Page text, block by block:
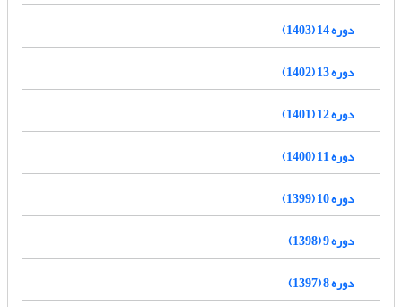
دوره 14 (1403)
دوره 13 (1402)
دوره 12 (1401)
دوره 11 (1400)
دوره 10 (1399)
دوره 9 (1398)
دوره 8 (1397)